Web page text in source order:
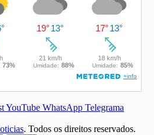
YouTube WhatsApp Telegrama
. Todos os direitos reservados.